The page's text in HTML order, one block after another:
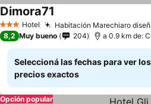
3 Estrellas
Hotel Habitación Marechiaro
Dimora71
8,2 Muy bueno 204 a 0.9 km de:
Seleccioná las fechas para ver los
precios exactos
Opción popular